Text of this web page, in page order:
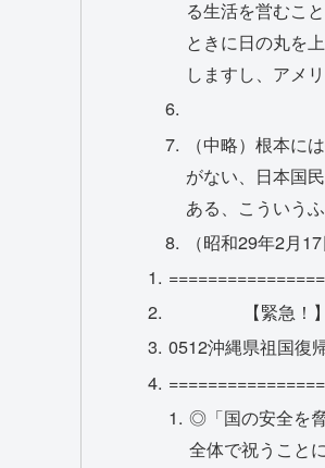
る生活を営むこ
ときに日の丸を
しますし、アメ
（中略）根本に
がない、日本国
ある、こういう
（昭和29年2月
【緊急！】ご
0512沖縄県祖国復
◎「国の安全を
全体で祝うこと